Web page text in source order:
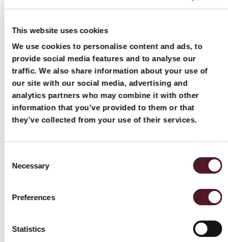
This website uses cookies
We use cookies to personalise content and ads, to
provide social media features and to analyse our
traffic. We also share information about your use of
our site with our social media, advertising and
analytics partners who may combine it with other
information that you’ve provided to them or that
they’ve collected from your use of their services.
Selection
Necessary
Preferences
Statistics
Backenheizungen
versiegeln die
Flowpacks besonders
präzise.
Erleichterte Wartung:
Die integrierte
Thermotransferdrucker
hat einen einfachen
NTS Box Motion hat